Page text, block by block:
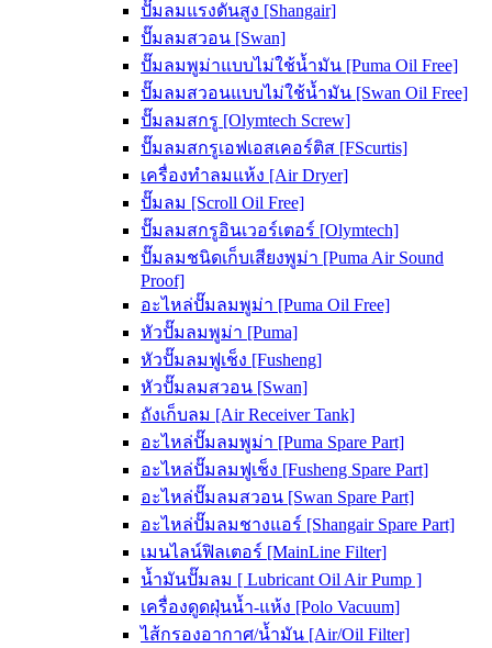
ปั๊มลมแรงดันสูง [Shangair]
ปั๊มลมสวอน [Swan]
ปั๊มลมพูม่าแบบไม่ใช้น้ำมัน [Puma Oil Free]
ปั๊มลมสวอนแบบไม่ใช้น้ำมัน [Swan Oil Free]
ปั๊มลมสกรู [Olymtech Screw]
ปั๊มลมสกรูเอฟเอสเคอร์ติส [FScurtis]
เครื่องทำลมแห้ง [Air Dryer]
ปั๊มลม [Scroll Oil Free]
ปั๊มลมสกรูอินเวอร์เตอร์ [Olymtech]
ปั๊มลมชนิดเก็บเสียงพูม่า [Puma Air Sound
Proof]
อะไหล่ปั๊มลมพูม่า [Puma Oil Free]
หัวปั๊มลมพูม่า [Puma]
หัวปั๊มลมฟูเช็ง [Fusheng]
หัวปั๊มลมสวอน [Swan]
ถังเก็บลม [Air Receiver Tank]
อะไหล่ปั๊มลมพูม่า [Puma Spare Part]
อะไหล่ปั๊มลมฟูเช็ง [Fusheng Spare Part]
อะไหล่ปั๊มลมสวอน [Swan Spare Part]
อะไหล่ปั๊มลมชางแอร์ [Shangair Spare Part]
เมนไลน์ฟิลเตอร์ [MainLine Filter]
น้ำมันปั๊มลม [ Lubricant Oil Air Pump ]
เครื่องดูดฝุ่นน้ำ-แห้ง [Polo Vacuum]
ไส้กรองอากาศ/น้ำมัน [Air/Oil Filter]